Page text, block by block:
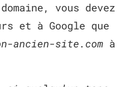
vous devez
et à Google que
ancien-site.com à